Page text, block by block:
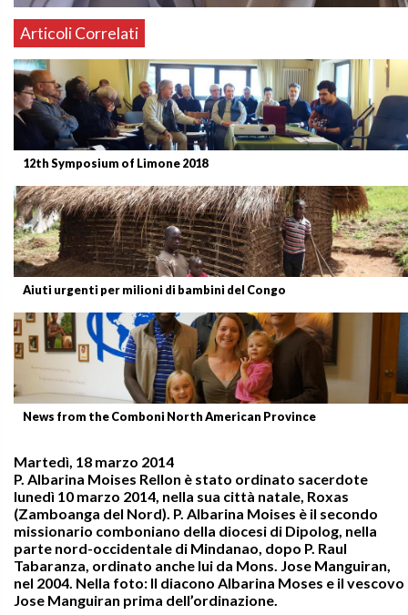
Articoli Correlati
12th Symposium of Limone 2018
Aiuti urgenti per milioni di bambini del Congo
News from the Comboni North American Province
Martedì, 18 marzo 2014
P. Albarina Moises Rellon è stato ordinato sacerdote
lunedì 10 marzo 2014, nella sua città natale, Roxas
(Zamboanga del Nord). P. Albarina Moises è il secondo
missionario comboniano della diocesi di Dipolog, nella
parte nord-occidentale di Mindanao, dopo P. Raul
Tabaranza, ordinato anche lui da Mons. Jose Manguiran,
nel 2004. Nella foto: Il diacono Albarina Moses e il vescovo
Jose Manguiran prima dell’ordinazione.